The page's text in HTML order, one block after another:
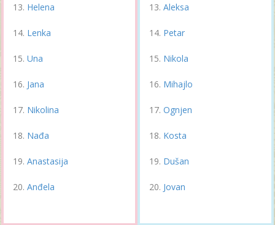
Helena
Lenka
Una
Jana
Nikolina
Nađa
Anastasija
Anđela
Aleksa
Petar
Nikola
Mihajlo
Ognjen
Kosta
Dušan
Jovan